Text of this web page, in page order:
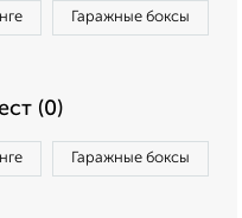
Гаражные боксы
(0)
Гаражные боксы